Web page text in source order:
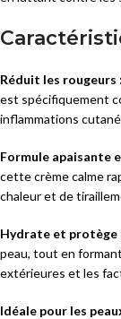
Réduit les rougeurs
est spécifiquement
inflammations
Formule apaisante
cette crème calme
chaleur et de
Hydrate et protège
peau, tout en
extérieures et les
Idéale pour les